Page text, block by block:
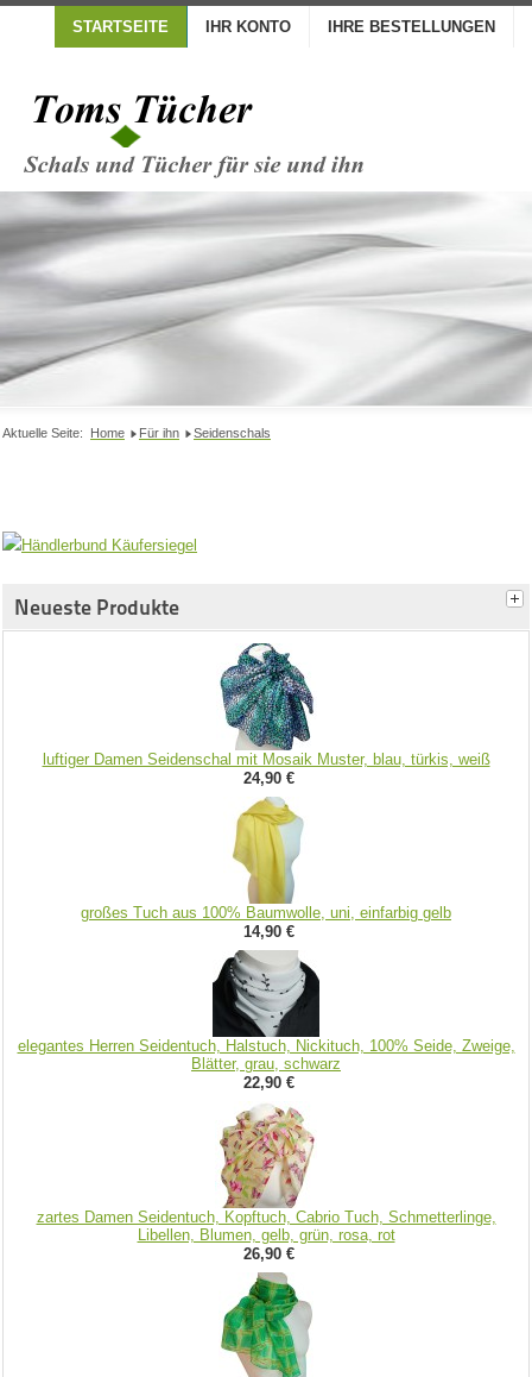
STARTSEITE IHR KONTO IHRE BESTELLUNGEN
Aktuelle Seite: Home Für ihn Seidenschals
Neueste Produkte
luftiger Damen Seidenschal mit Mosaik Muster, blau, türkis, weiß
24,90 €
großes Tuch aus 100% Baumwolle, uni, einfarbig gelb
14,90 €
elegantes Herren Seidentuch, Halstuch, Nickituch, 100% Seide, Zweige,
Blätter, grau, schwarz
22,90 €
zartes Damen Seidentuch, Kopftuch, Cabrio Tuch, Schmetterlinge,
Libellen, Blumen, gelb, grün, rosa, rot
26,90 €